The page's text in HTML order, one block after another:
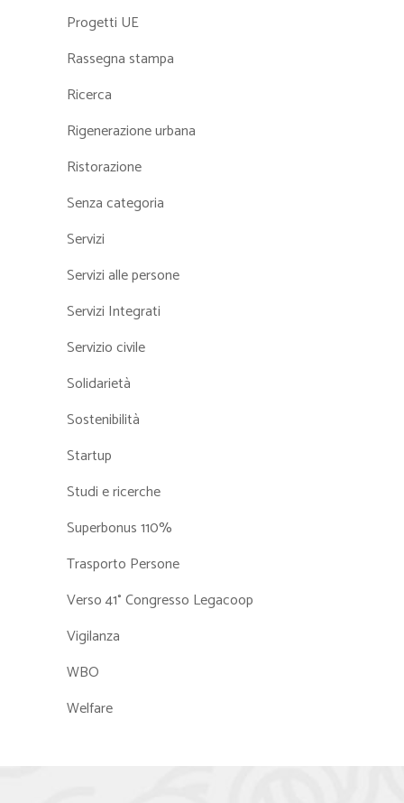
Progetti UE
Rassegna stampa
Ricerca
Rigenerazione urbana
Ristorazione
Senza categoria
Servizi
Servizi alle persone
Servizi Integrati
Servizio civile
Solidarietà
Sostenibilità
Startup
Studi e ricerche
Superbonus 110%
Trasporto Persone
Verso 41° Congresso Legacoop
Vigilanza
WBO
Welfare